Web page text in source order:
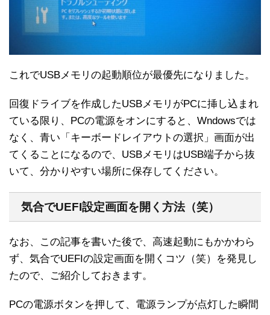
これでUSBメモリの起動順位が最優先になりました。
回復ドライブを作成したUSBメモリがPCに挿し込まれ
ている限り、PCの電源をオンにすると、Wndowsでは
なく、青い「キーボードレイアウトの選択」画面が出
てくることになるので、USBメモリはUSB端子から抜
いて、分かりやすい場所に保存してください。
気合でUEFI設定画面を開く方法（笑）
なお、この記事を書いた後で、高速起動にもかかわら
ず、気合でUEFIの設定画面を開くコツ（笑）を発見し
たので、ご紹介しておきます。
PCの電源ボタンを押して、電源ランプが点灯した瞬間